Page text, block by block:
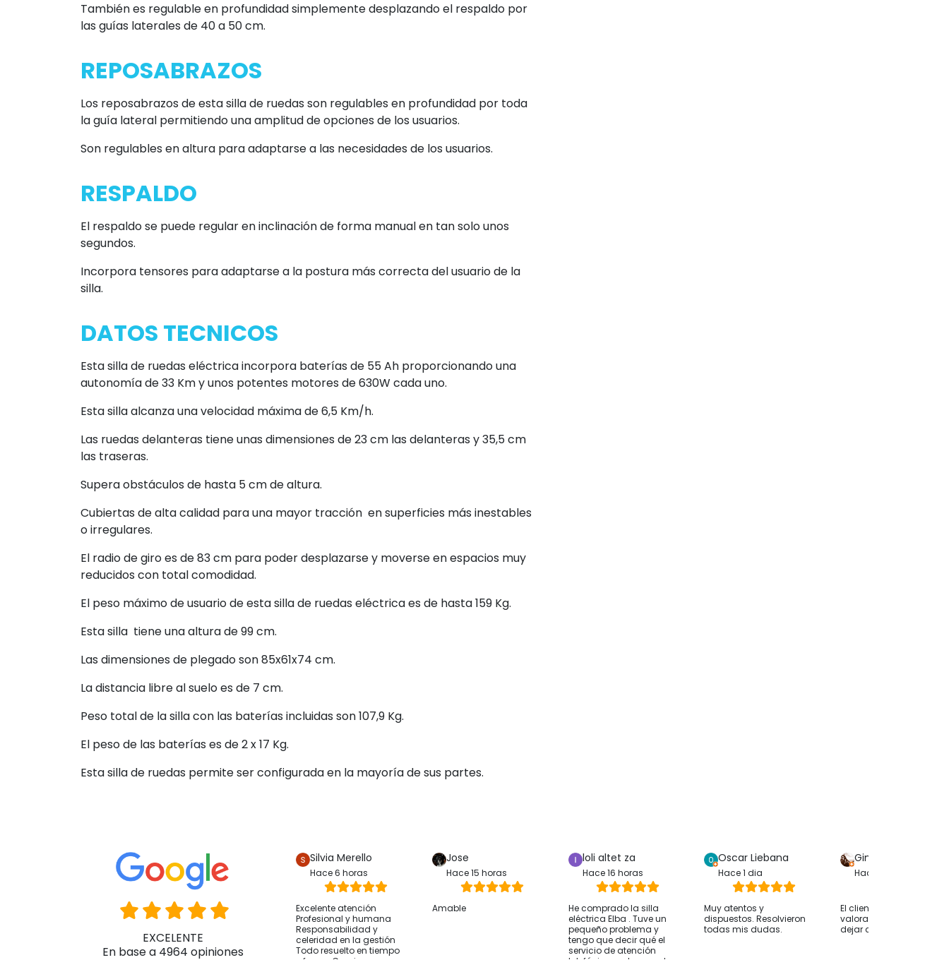
También es regulable en profundidad simplemente desplazando el respaldo por
las guías laterales de 40 a 50 cm.
REPOSABRAZOS
Los reposabrazos de esta silla de ruedas son regulables en profundidad por toda
la guía lateral permitiendo una amplitud de opciones de los usuarios.
Son regulables en altura para adaptarse a las necesidades de los usuarios.
RESPALDO
El respaldo se puede regular en inclinación de forma manual en tan solo unos
segundos.
Incorpora tensores para adaptarse a la postura más correcta del usuario de la
silla.
DATOS TECNICOS
Esta silla de ruedas eléctrica incorpora baterías de 55 Ah proporcionando una
autonomía de 33 Km y unos potentes motores de 630W cada uno.
Esta silla alcanza una velocidad máxima de 6,5 Km/h.
Las ruedas delanteras tiene unas dimensiones de 23 cm las delanteras y 35,5 cm
las traseras.
Supera obstáculos de hasta 5 cm de altura.
Cubiertas de alta calidad para una mayor tracción en superficies más inestables
o irregulares.
El radio de giro es de 83 cm para poder desplazarse y moverse en espacios muy
reducidos con total comodidad.
El peso máximo de usuario de esta silla de ruedas eléctrica es de hasta 159 Kg.
Esta silla tiene una altura de 99 cm.
Las dimensiones de plegado son 85x61x74 cm.
La distancia libre al suelo es de 7 cm.
Peso total de la silla con las baterías incluidas son 107,9 Kg.
El peso de las baterías es de 2 x 17 Kg.
Esta silla de ruedas permite ser configurada en la mayoría de sus partes.
EXCELENTE
En base a 4964 opiniones
Silvia Merello
Hace 6 horas
Excelente atención
Profesional y humana
Responsabilidad y
celeridad en la gestión
Todo resuelto en tiempo
Jose
Hace 15 horas
Amable
loli altet za
Hace 16 horas
He comprado la silla
eléctrica Elba . Tuve un
pequeño problema y
tengo que decir qué el
servicio de atención
Oscar Liebana
Hace 1 dia
Muy atentos y
dispuestos. Resolvieron
todas mis dudas.
Gina Bp
Hace 1 dia
El cliente solo ha
valorado su compra sin
dejar comentarios